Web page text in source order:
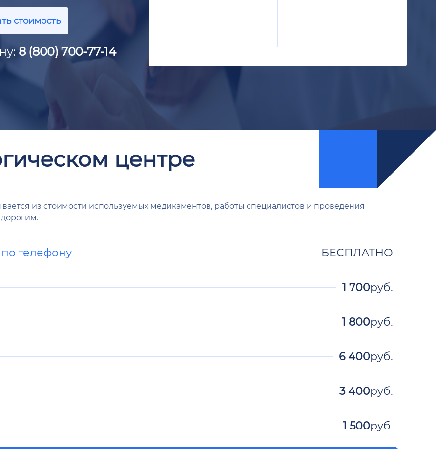
стоимость
8 (800) 700-77-14
центре
из стоимости используемых медикаментов, работы специалистов и проведения
телефону БЕСПЛАТНО
1 700руб.
1 800руб.
6 400руб.
3 400руб.
1 500руб.